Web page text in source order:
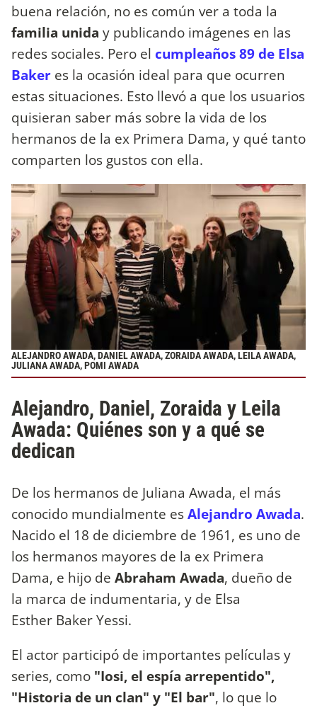
buena relación, no es común ver a toda la
familia unida y publicando imágenes en las
redes sociales. Pero el cumpleaños 89 de Elsa
Baker es la ocasión ideal para que ocurren
estas situaciones. Esto llevó a que los usuarios
quisieran saber más sobre la vida de los
hermanos de la ex Primera Dama, y qué tanto
comparten los gustos con ella.
ALEJANDRO AWADA, DANIEL AWADA, ZORAIDA AWADA, LEILA AWADA,
JULIANA AWADA, POMI AWADA
Alejandro, Daniel, Zoraida y Leila
Awada: Quiénes son y a qué se
dedican
De los hermanos de Juliana Awada, el más
conocido mundialmente esAlejandro Awada.
Nacido el 18 de diciembre de 1961, es uno de
los hermanos mayores de la ex Primera
Dama, e hijo de Abraham Awada, dueño de
la marca de indumentaria, y de Elsa
Esther Baker Yessi.
El actor participó de importantes películas y
series, como "Iosi, el espía arrepentido",
"Historia de un clan" y "El bar", lo que lo